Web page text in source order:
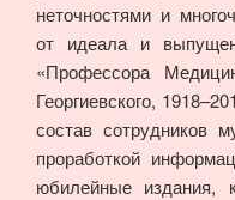
неточностями и
от идеала и
«Профессора
Георгиевского,
состав сотрудников
проработкой
юбилейные издания,